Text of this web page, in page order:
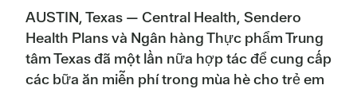
AUSTIN, Texas — Central Health, Sendero
Health Plans và Ngân hàng Thực phẩm Trung
tâm Texas đã một lần nữa hợp tác để cung cấp
các bữa ăn miễn phí trong mùa hè cho trẻ em